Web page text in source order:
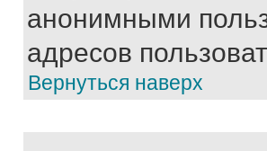
анонимными
адресов
Вернуться наверх